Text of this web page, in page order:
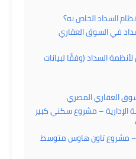
السداد الخاص به؟
في السوق العقاري
السداد (وفقًا لبيانات
العقاري المصري
أكتوبر – مشروع تاون هاوس متوسط